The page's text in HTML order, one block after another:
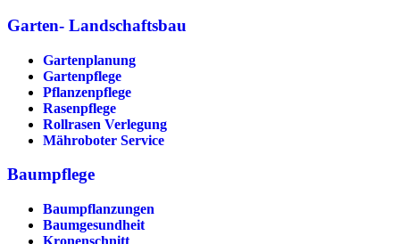
Garten- Landschaftsbau
Gartenplanung
Gartenpflege
Pflanzenpflege
Rasenpflege
Rollrasen Verlegung
Mähroboter Service
Baumpflege
Baumpflanzungen
Baumgesundheit